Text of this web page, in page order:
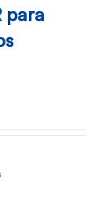
para